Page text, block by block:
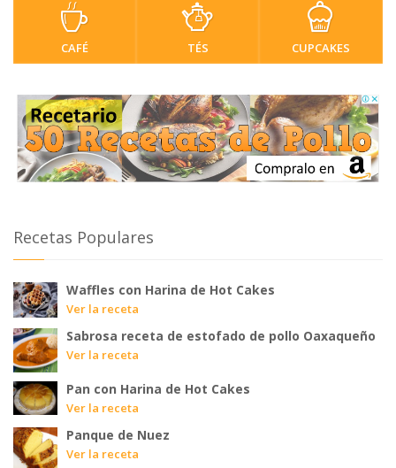
CAFÉ TÉS CUPCAKES
Recetas Populares
Waffles con Harina de Hot Cakes
Ver la receta
Sabrosa receta de estofado de pollo Oaxaqueño
Ver la receta
Pan con Harina de Hot Cakes
Ver la receta
Panque de Nuez
Ver la receta